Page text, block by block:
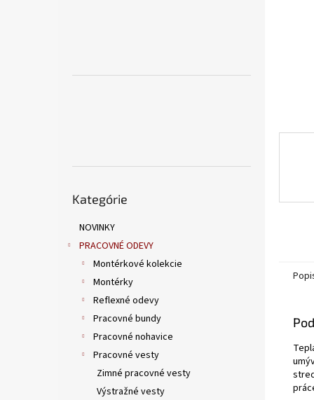
kategórie
Kategórie
NOVINKY
PRACOVNÉ ODEVY
Montérkové kolekcie
Montérky
Reflexné odevy
Pracovné bundy
Pracovné nohavice
Pracovné vesty
Zimné pracovné vesty
Výstražné vesty